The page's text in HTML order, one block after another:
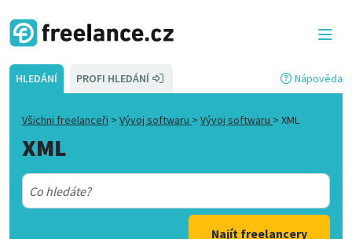
HLEDÁNÍ PROFI HLEDÁNÍ Nápověda
Všichni freelanceři > Vývoj softwaru > Vývoj softwaru > XML
XML
Najít freelancery